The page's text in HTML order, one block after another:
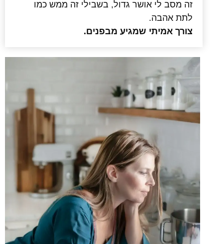
זה מסב לי אושר גדול, בשבילי זה ממש כמו
לתת אהבה.
צורך אמיתי שמגיע מבפנים.